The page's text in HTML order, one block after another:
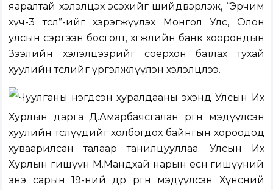
яаралтай хэлэлцэх эсэхийг шийдвэрлэж, “Эрчим
хүч-3 төсөл”-ийг хэрэгжүүлэх Монгол Улс, Олон
улсын сэргээн босголт, хөгжлийн банк хоорондын
Зээлийн хэлэлцээрийг соёрхон батлах тухай
хуулийн төслийг үргэлжлүүлэн хэлэлцлээ.
Чуулганы нэгдсэн хуралдааны эхэнд Улсын Их
Хурлын дарга Д.Амарбаясгалан өргөн мэдүүлсэн
хуулийн төслүүдийг холбогдох байнгын хороодод
хуваарилсан талаар танилцууллаа. Улсын Их
Хурлын гишүүн М.Мандхай нарын есөн гишүүний
энэ сарын 19-ний өдөр өргөн мэдүүлсэн Хүнсний